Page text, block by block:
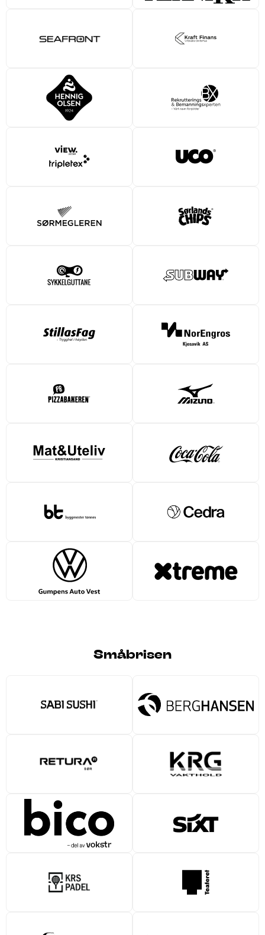
Småbrisen